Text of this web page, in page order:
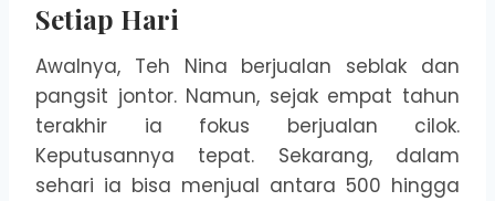
Setiap Hari
Awalnya, Teh Nina berjualan seblak dan
pangsit jontor. Namun, sejak empat tahun
terakhir ia fokus berjualan cilok.
Keputusannya tepat. Sekarang, dalam
sehari ia bisa menjual antara 500 hingga